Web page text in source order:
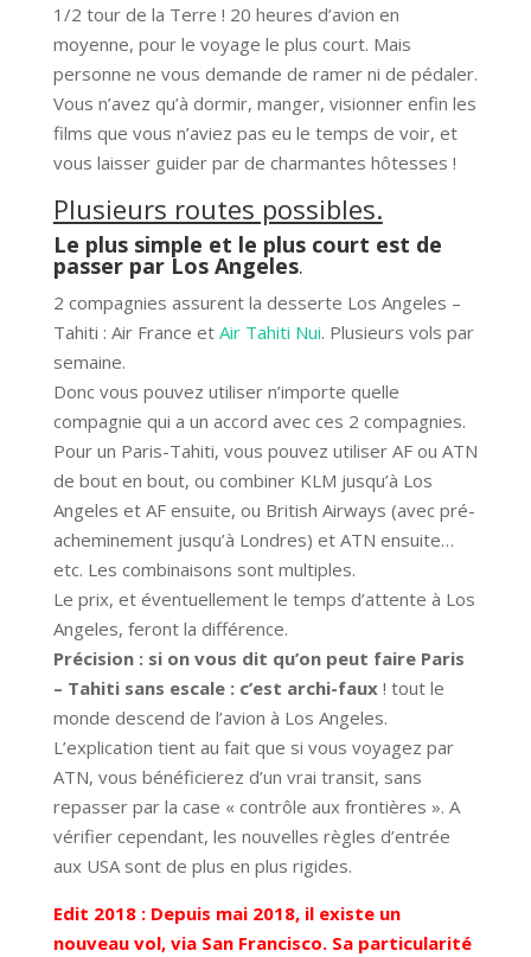
1/2 tour de la Terre ! 20 heures d’avion en
moyenne, pour le voyage le plus court. Mais
personne ne vous demande de ramer ni de pédaler.
Vous n’avez qu’à dormir, manger, visionner enfin les
films que vous n’aviez pas eu le temps de voir, et
vous laisser guider par de charmantes hôtesses !
Plusieurs routes possibles.
Le plus simple et le plus court est de
passer par Los Angeles.
2 compagnies assurent la desserte Los Angeles –
Tahiti : Air France et Air Tahiti Nui. Plusieurs vols par
semaine.
Donc vous pouvez utiliser n’importe quelle
compagnie qui a un accord avec ces 2 compagnies.
Pour un Paris-Tahiti, vous pouvez utiliser AF ou ATN
de bout en bout, ou combiner KLM jusqu’à Los
Angeles et AF ensuite, ou British Airways (avec pré-
acheminement jusqu’à Londres) et ATN ensuite…
etc. Les combinaisons sont multiples.
Le prix, et éventuellement le temps d’attente à Los
Angeles, feront la différence.
Précision : si on vous dit qu’on peut faire Paris
– Tahiti sans escale : c’est archi-faux! tout le
monde descend de l’avion à Los Angeles.
L’explication tient au fait que si vous voyagez par
ATN, vous bénéficierez d’un vrai transit, sans
repasser par la case « contrôle aux frontières ». A
vérifier cependant, les nouvelles règles d’entrée
aux USA sont de plus en plus rigides.
Edit 2018 : Depuis mai 2018, il existe un
nouveau vol, via San Francisco. Sa particularité